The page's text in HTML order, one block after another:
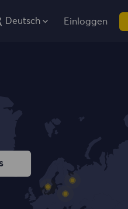
Deutsch Einloggen